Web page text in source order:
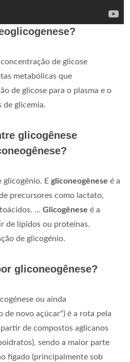
de glicose
metabólicas que
de glicose para o plasma e o
de glicemia.
glicogênese
glicogênio. E gliconeogênese é a
precursores como lactato,
... Glicogênese é a
de lípidos ou proteínas.
de glicogénio.
gliconeogênese?
ou ainda
de novo açúcar") é a rota pela
de compostos aglicanos
sendo a maior parte
fígado (principalmente sob